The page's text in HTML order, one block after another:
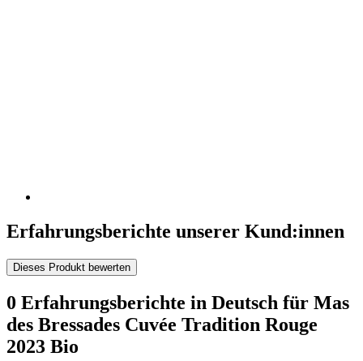
Erfahrungsberichte unserer Kund:innen
Dieses Produkt bewerten
0 Erfahrungsberichte in Deutsch für Mas
des Bressades Cuvée Tradition Rouge
2023 Bio